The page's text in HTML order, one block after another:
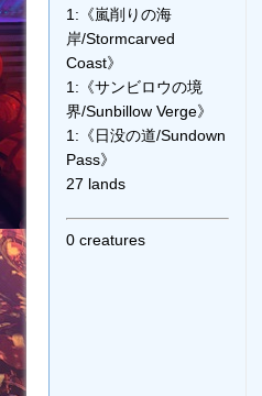
1:《嵐削りの海
岸/Stormcarved
Coast》
1:《サンビロウの境
界/Sunbillow Verge》
1:《日没の道/Sundown
Pass》
27 lands
0 creatures